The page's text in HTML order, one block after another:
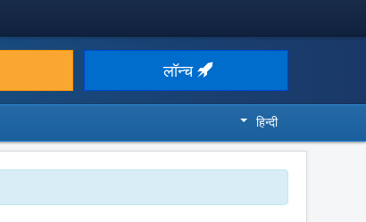
लॉन्च
हिन्दी